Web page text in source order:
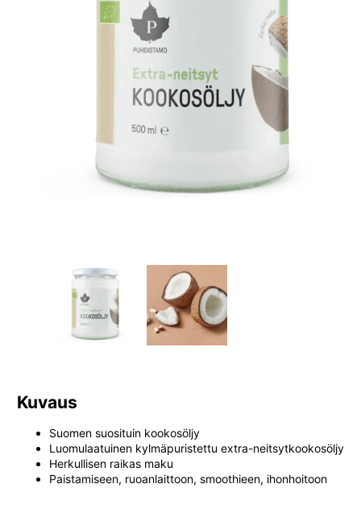
Kuvaus
Suomen suosituin kookosöljy
Luomulaatuinen kylmäpuristettu extra-neitsytkookosöljy
Herkullisen raikas maku
Paistamiseen, ruoanlaittoon, smoothieen, ihonhoitoon